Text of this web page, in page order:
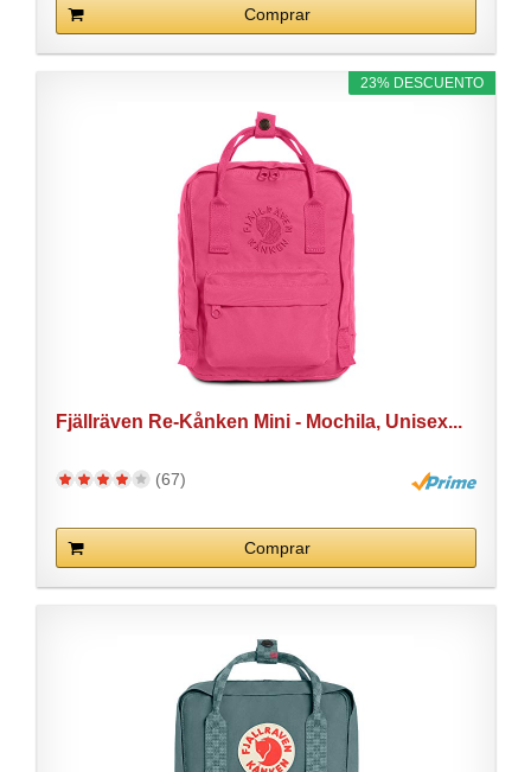
Comprar
23% DESCUENTO
Fjällräven Re-Kånken Mini - Mochila, Unisex...
(67)
Comprar